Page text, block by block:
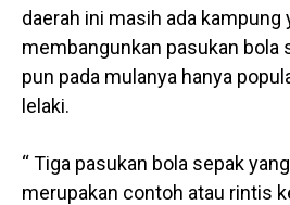
daerah ini masih ada kampung
membangunkan pasukan bola
pun pada mulanya hanya
lelaki.
“ Tiga pasukan bola sepak
merupakan contoh atau rintis